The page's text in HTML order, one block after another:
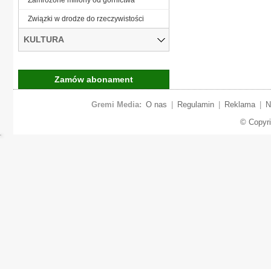
Związki w drodze do rzeczywistości
KULTURA
Zamów abonament
Gremi Media: O nas Regulamin Reklama
©